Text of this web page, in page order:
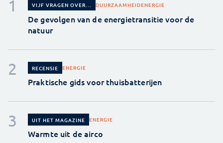
VIJF VRAGEN OVER... DUURZAAMHEIDENERGIE
De gevolgen van de energietransitie voor de
natuur
RECENSIE ENERGIE
Praktische gids voor thuisbatterijen
UIT HET MAGAZINE ENERGIE
Warmte uit de airco